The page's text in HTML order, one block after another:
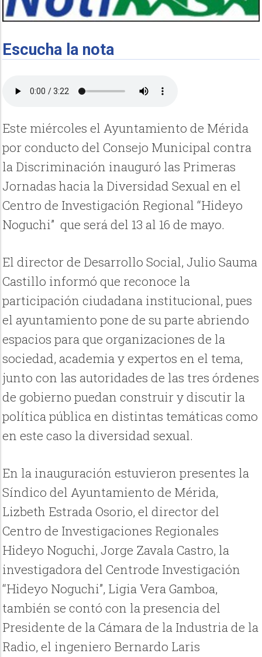
Escucha la nota
Este miércoles el Ayuntamiento de Mérida
por conducto del Consejo Municipal contra
la Discriminación inauguró las Primeras
Jornadas hacia la Diversidad Sexual en el
Centro de Investigación Regional “Hideyo
Noguchi” que será del 13 al 16 de mayo.
El director de Desarrollo Social, Julio Sauma
Castillo informó que reconoce la
participación ciudadana institucional, pues
el ayuntamiento pone de su parte abriendo
espacios para que organizaciones de la
sociedad, academia y expertos en el tema,
junto con las autoridades de las tres órdenes
de gobierno puedan construir y discutir la
política pública en distintas temáticas como
en este caso la diversidad sexual.
En la inauguración estuvieron presentes la
Síndico del Ayuntamiento de Mérida,
Lizbeth Estrada Osorio, el director del
Centro de Investigaciones Regionales
Hideyo Noguchi, Jorge Zavala Castro, la
investigadora del Centrode Investigación
“Hideyo Noguchi”, Ligia Vera Gamboa,
también se contó con la presencia del
Presidente de la Cámara de la Industria de la
Radio, el ingeniero Bernardo Laris